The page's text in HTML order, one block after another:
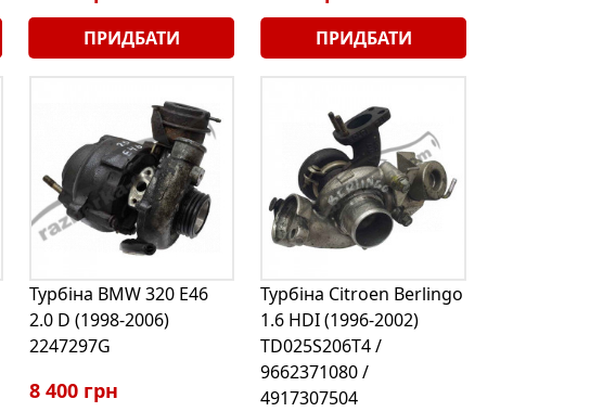
ПРИДБАТИ ПРИДБАТИ
Турбіна BMW 320 E46
2.0 D (1998-2006)
2247297G
8 400 грн
Турбіна Citroen Berlingo
1.6 HDI (1996-2002)
TD025S206T4 /
9662371080 /
4917307504